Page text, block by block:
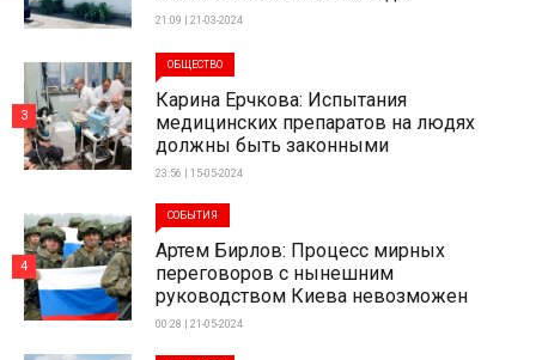
21:09 | 21-03-2024
ОБЩЕСТВО
Карина Ерчкова: Испытания
медицинских препаратов на людях
должны быть законными
23:56 | 15-05-2024
3
СОБЫТИЯ
Артем Бирлов: Процесс мирных
переговоров с нынешним
руководством Киева невозможен
00:28 | 21-05-2024
4